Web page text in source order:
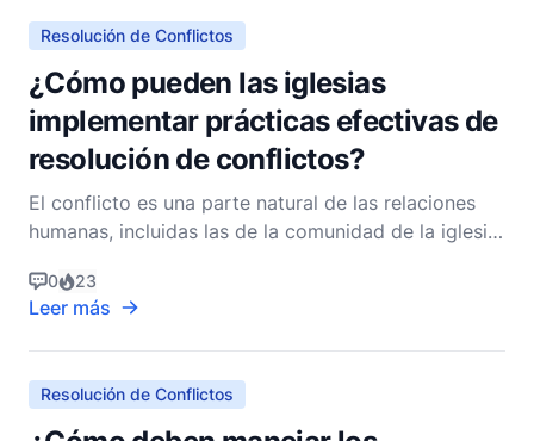
y
Resolución de Conflictos
¿Cómo pueden las iglesias
implementar prácticas efectivas de
resolución de conflictos?
El conflicto es una parte natural de las relaciones
humanas, incluidas las de la comunidad de la iglesia.
reconoce que los conflictos, cuando se abordan de
manera saludable y constructiva, pueden llevar a
una comprensión más profunda y al crecimiento
espi
0 23
Leer más
Resolución de Conflictos